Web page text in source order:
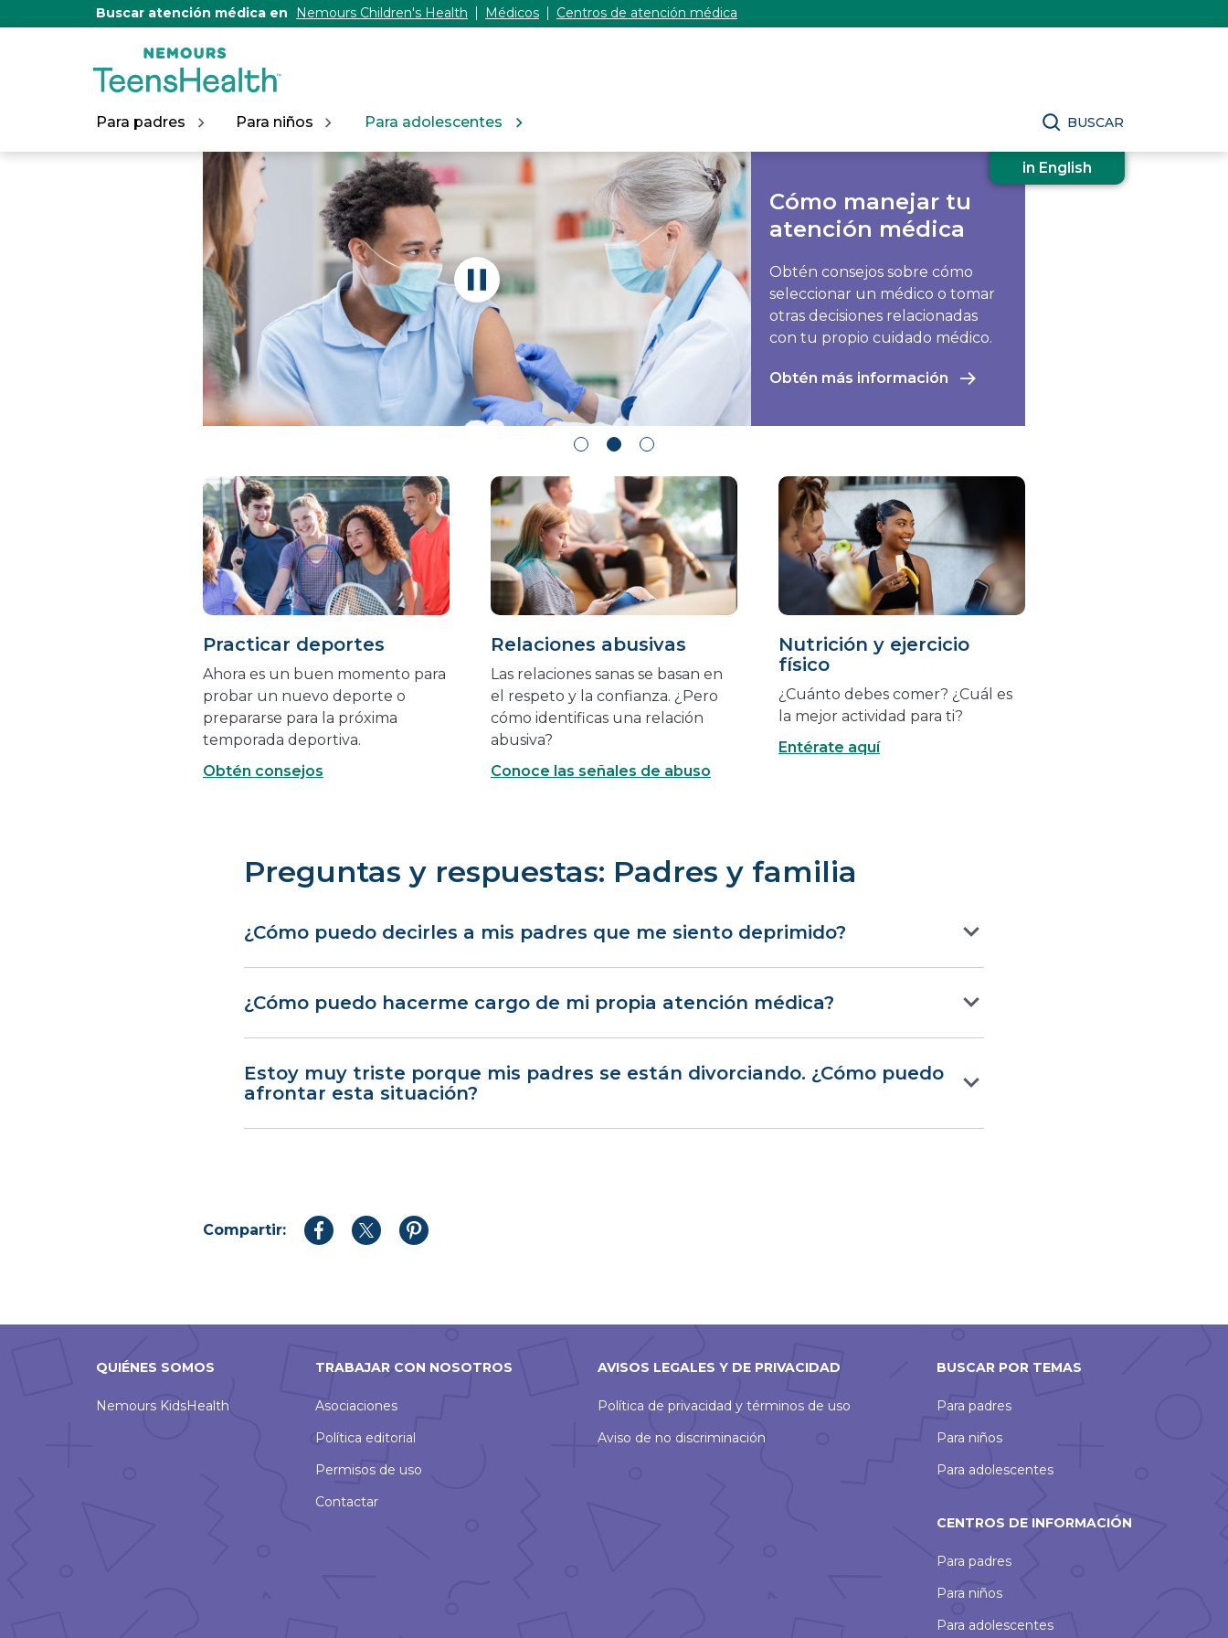
Buscar atención médica en Nemours Children's Health Médicos Centros de atención médica
Para padres Para niños Para adolescentes BUSCAR
in English
Cómo manejar tu
atención médica
Obtén consejos sobre cómo
seleccionar un médico o tomar
otras decisiones relacionadas
con tu propio cuidado médico.
Obtén más información
Practicar deportes
Ahora es un buen momento para
probar un nuevo deporte o
prepararse para la próxima
temporada deportiva.
Obtén consejos
Relaciones abusivas
Las relaciones sanas se basan en
el respeto y la confianza. ¿Pero
cómo identificas una relación
abusiva?
Conoce las señales de abuso
Nutrición y ejercicio
físico
¿Cuánto debes comer? ¿Cuál es
la mejor actividad para ti?
Entérate aquí
Preguntas y respuestas: Padres y familia
¿Cómo puedo decirles a mis padres que me siento deprimido?
¿Cómo puedo hacerme cargo de mi propia atención médica?
Estoy muy triste porque mis padres se están divorciando. ¿Cómo puedo
afrontar esta situación?
Compartir:
CompartirCompartirCompartir
QUIÉNES SOMOS
Nemours KidsHealth
TRABAJAR CON NOSOTROS
Asociaciones
Política editorial
Permisos de uso
Contactar
AVISOS LEGALES Y DE PRIVACIDAD
Política de privacidad y términos de uso
Aviso de no discriminación
BUSCAR POR TEMAS
Para padres
Para niños
Para adolescentes
CENTROS DE INFORMACIÓN
Para padres
Para niños
Para adolescentes